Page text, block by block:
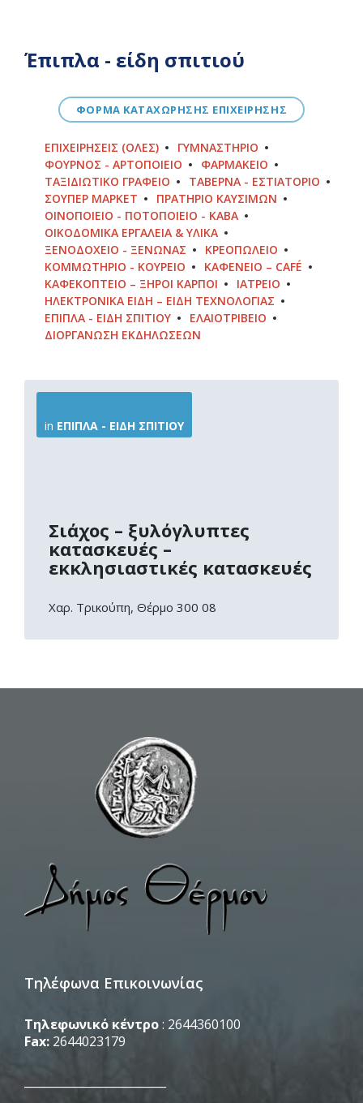
Έπιπλα - είδη σπιτιού
ΦΟΡΜΑ ΚΑΤΑΧΩΡΗΣΗΣ ΕΠΙΧΕΙΡΗΣΗΣ
ΕΠΙΧΕΙΡΉΣΕΙΣ (ΌΛΕΣ)
ΓΥΜΝΑΣΤΉΡΙΟ
ΦΟΎΡΝΟΣ - ΑΡΤΟΠΟΙΕΊΟ
ΦΑΡΜΑΚΕΊΟ
ΤΑΞΙΔΙΩΤΙΚΌ ΓΡΑΦΕΊΟ
ΤΑΒΈΡΝΑ - ΕΣΤΙΑΤΌΡΙΟ
ΣΟΎΠΕΡ ΜΆΡΚΕΤ
ΠΡΑΤΉΡΙΟ ΚΑΥΣΊΜΩΝ
ΟΙΝΟΠΟΙΕΊΟ - ΠΟΤΟΠΟΙΕΊΟ - ΚΆΒΑ
ΟΙΚΟΔΟΜΙΚΆ ΕΡΓΑΛΕΊΑ & ΥΛΙΚΆ
ΞΕΝΟΔΟΧΕΊΟ - ΞΕΝΏΝΑΣ
ΚΡΕΟΠΩΛΕΊΟ
ΚΟΜΜΩΤΉΡΙΟ - ΚΟΥΡΕΊΟ
ΚΑΦΕΝΕΊΟ – CAFÉ
ΚΑΦΕΚΟΠΤΕΊΟ – ΞΗΡΟΊ ΚΑΡΠΟΊ
ΙΑΤΡΕΊΟ
ΗΛΕΚΤΡΟΝΙΚΆ ΕΊΔΗ – ΕΊΔΗ ΤΕΧΝΟΛΟΓΊΑΣ
ΈΠΙΠΛΑ - ΕΊΔΗ ΣΠΙΤΙΟΎ
ΕΛΑΙΟΤΡΙΒΕΊΟ
ΔΙΟΡΓΆΝΩΣΗ ΕΚΔΗΛΏΣΕΩΝ
Σιάχος – ξυλόγλυπτες
κατασκευές –
εκκλησιαστικές κατασκευές
Χαρ. Τρικούπη, Θέρμο 300 08
in ΈΠΙΠΛΑ - ΕΊΔΗ ΣΠΙΤΙΟΎ
More
Τηλέφωνα Επικοινωνίας
Τηλεφωνικό κέντρο: 2644360100
Fax: 2644023179